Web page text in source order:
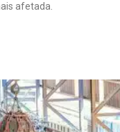
afetada.